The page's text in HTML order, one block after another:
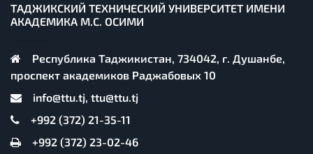
ТАДЖИКСКИЙ ТЕХНИЧЕСКИЙ УНИВЕРСИТЕТ ИМЕНИ
АКАДЕМИКА М.С. ОСИМИ
Республика Таджикистан, 734042, г. Душанбе,
проспект академиков Раджабовых 10
info@ttu.tj, ttu@ttu.tj
+992 (372) 21-35-11
+992 (372) 23-02-46